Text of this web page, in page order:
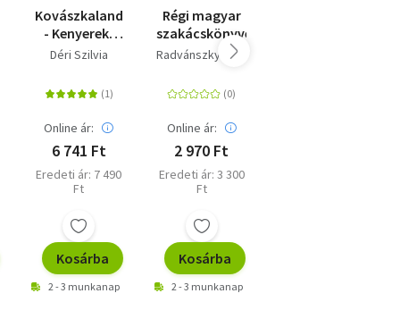
Kovászkaland
- Kenyerek,
sós és édes
természetesen
Déri Szilvia
Online ár:
6 741 Ft
Eredeti ár: 7 490
Ft
Kosárba
2 - 3 munkanap
Régi magyar
szakácskönyvek
Radvánszky Béla
Online ár:
2 970 Ft
Eredeti ár: 3 300
Ft
Kosárba
2 - 3 munkanap